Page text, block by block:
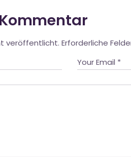
veröffentlicht. Erforderliche